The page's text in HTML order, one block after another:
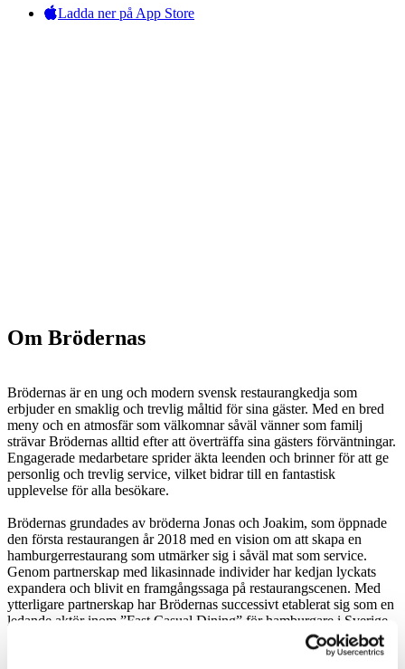
Ladda ner på App Store
Om Brödernas
Brödernas är en ung och modern svensk restaurangkedja som
erbjuder en smaklig och trevlig måltid för sina gäster. Med en bred
meny och en atmosfär som välkomnar såväl vänner som familj
strävar Brödernas alltid efter att överträffa sina gästers förväntningar.
Engagerade medarbetare sprider äkta leenden och brinner för att ge
personlig och trevlig service, vilket bidrar till en fantastisk
upplevelse för alla besökare.
Brödernas grundades av bröderna Jonas och Joakim, som öppnade
den första restaurangen år 2018 med en vision om att skapa en
hamburgerrestaurang som utmärker sig i såväl mat som service.
Genom partnerskap med likasinnade individer har kedjan lyckats
expandera och blivit en framgångssaga på restaurangscenen. Med
ytterligare partnerskap har Brödernas successivt etablerat sig som en
ledande aktör inom ”Fast Casual Dining” för hamburgare i Sverige.
Med fokus på kvalitet och service strävar Brödernas efter att fortsätta